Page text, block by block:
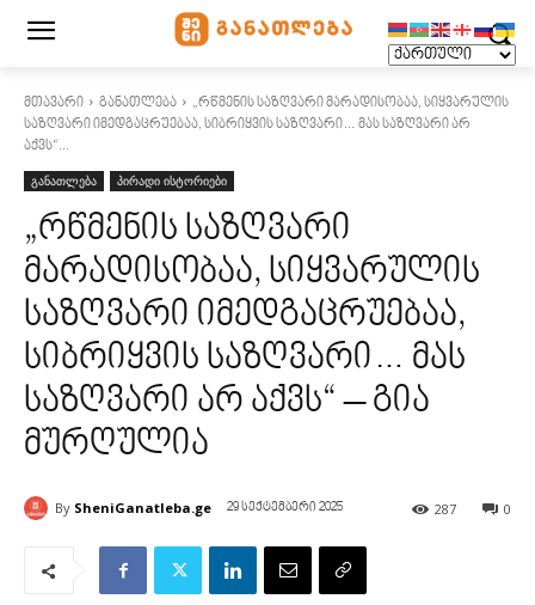
მთავარი განათლება
„რწმენის საზღვარი მარადისობაა, სიყვარულის
საზღვარი იმედგაცრუებაა, სიბრიყვის საზღვარი… მას საზღვარი არ
აქვს“...
განათლება პირადი ისტორიები
„რწმენის საზღვარი
მარადისობაა, სიყვარულის
საზღვარი იმედგაცრუებაა,
სიბრიყვის საზღვარი… მას
საზღვარი არ აქვს“ – გია
მურღულია
By SheniGanatleba.ge 29 სექტემბერი 2025 0
287